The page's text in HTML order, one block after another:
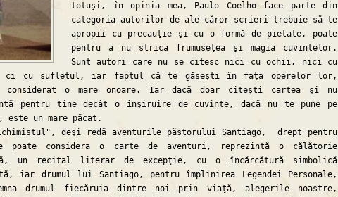
totuşi, în opinia mea, Paulo Coelho face parte din
categoria autorilor de ale căror scrieri trebuie să te
apropii cu precauţie şi cu o formă de pietate, poate
pentru a nu strica frumuseţea şi magia cuvintelor.
Sunt autori care nu se citesc nici cu ochii, nici cu
ci cu sufletul, iar faptul că te găseşti în faţa operelor lor,
considerat o mare onoare. Iar dacă doar citeşti cartea şi nu
pentru tine decât o înşiruire de cuvinte, dacă nu te pune pe
este un mare păcat.
deşi redă aventurile păstorului Santiago, drept pentru
poate considera o carte de aventuri, reprezintă o călătorie
un recital literar de excepţie, cu o încărcătură simbolică
iar drumul lui Santiago, pentru împlinirea Legendei Personale,
drumul fiecăruia dintre noi prin viaţă, alegerile noastre,